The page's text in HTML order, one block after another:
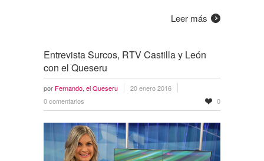
Leer más
Entrevista Surcos, RTV Castilla y León
con el Queseru
por Fernando, el Queseru
20 enero 2016
0 comentarios
0